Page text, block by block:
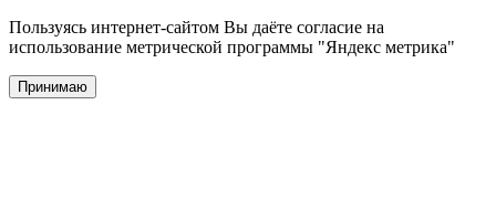
Пользуясь интернет-сайтом Вы даёте согласие на
использование метрической программы "Яндекс метрика"
Принимаю